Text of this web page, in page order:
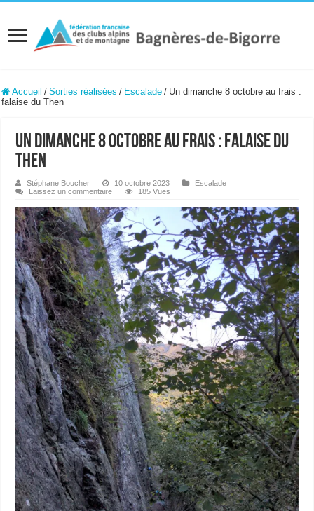
Accueil / Sorties réalisées / Escalade / Un dimanche 8 octobre au frais :
falaise du Then
Un dimanche 8 octobre au frais : falaise du
Then
Stéphane Boucher 10 octobre 2023
Escalade
Laissez un commentaire
185 Vues